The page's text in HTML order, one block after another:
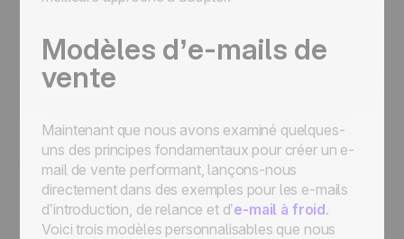
Modèles d’e-mails de
vente
Maintenant que nous avons examiné quelques-
uns des principes fondamentaux pour créer un e-
mail de vente performant, lançons-nous
directement dans des exemples pour les e-mails
d’introduction, de relance et d’e-mail à froid.
Voici trois modèles personnalisables que nous